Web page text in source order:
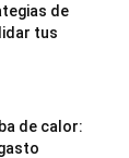
de
tus
de calor: